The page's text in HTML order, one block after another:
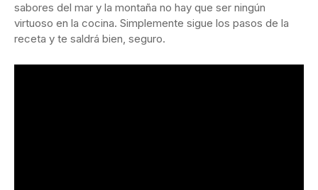
sabores del mar y la montaña no hay que ser ningún
virtuoso en la cocina. Simplemente sigue los pasos de la
receta y te saldrá bien, seguro.